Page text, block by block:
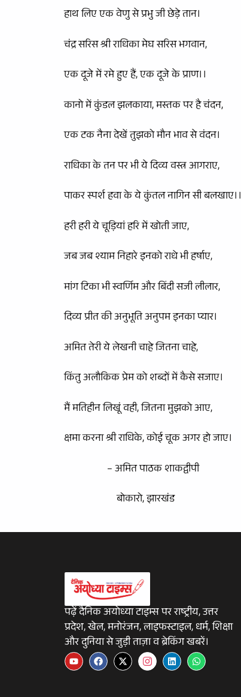
हाथ लिए एक वेणु से प्रभु जी छेड़े तान।
चंद्र सरिस श्री राधिका मेघ सरिस भगवान,
एक दूजे में रमे हुए हैं, एक दूजे के प्राण।।
कानो में कुंडल झलकाया, मस्तक पर है चंदन,
एक टक नैना देखें तुझको मौन भाव से वंदन।
राधिका के तन पर भी ये दिव्य वस्त्र आगराए,
पाकर स्पर्श हवा के ये कुंतल नागिन सी बलखाए।।
हरी हरी ये चूड़ियां हरि में खोती जाए,
जब जब श्याम निहारे इनको राधे भी हर्षाए,
मांग टिका भी स्वर्णिम और बिंदी सजी लीलार,
दिव्य प्रीत की अनुभूति अनुपम इनका प्यार।
अमित तेरी ये लेखनी चाहे जितना चाहे,
किंतु अलौकिक प्रेम को शब्दों में कैसे सजाए।
मैं मतिहीन लिखूं वही, जितना मुझको आए,
क्षमा करना श्री राधिके, कोई चूक अगर हो जाए।
– अमित पाठक शाकद्वीपी
बोकारो, झारखंड
पढ़ें दैनिक अयोध्या टाइम्स पर राष्ट्रीय, उत्तर
प्रदेश, खेल, मनोरंजन, लाइफस्टाइल, धर्म, शिक्षा
और दुनिया से जुड़ी ताज़ा व ब्रेकिंग खबरें।